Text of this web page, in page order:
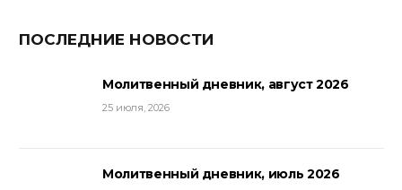
ПОСЛЕДНИЕ НОВОСТИ
Молитвенный дневник, август 2026
25 июля, 2026
Молитвенный дневник, июль 2026